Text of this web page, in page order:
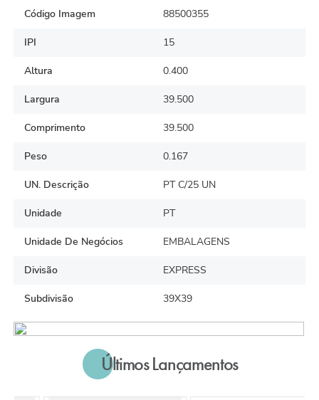
Código Imagem 88500355
IPI 15
Altura 0.400
Largura 39.500
Comprimento 39.500
Peso 0.167
UN. Descrição PT C/25 UN
Unidade PT
Unidade De Negócios EMBALAGENS
Divisão EXPRESS
Subdivisão 39X39
Últimos Lançamentos